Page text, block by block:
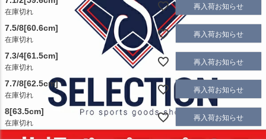
在庫切れ
再入荷お知らせ
7.5/8[60.6cm]
在庫切れ
再入荷お知らせ
7.3/4[61.5cm]
在庫切れ
再入荷お知らせ
7.7/8[62.5cm]
在庫切れ
再入荷お知らせ
8[63.5cm]
在庫切れ
再入荷お知らせ